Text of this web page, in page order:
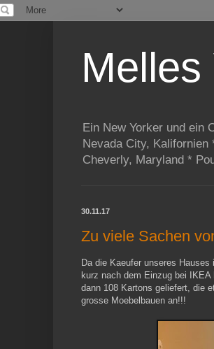
Ein New Yorker und ein
Nevada City,
Cheverly, Maryland *
30.11.17
Zu viele Sachen
Da die Kaeufer unseres
kurz nach dem Einzug bei
dann 108 Kartons geliefert, die
grosse Moebelbauen an!!!